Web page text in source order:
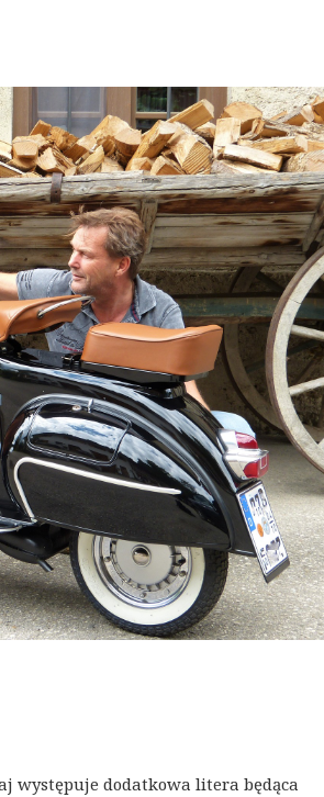
występuje dodatkowa litera będąca